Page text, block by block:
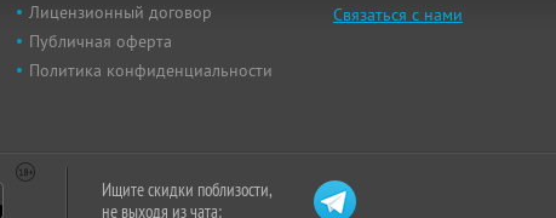
Лицензионный договор
Публичная оферта
Политика конфиденциальности
Связаться с нами
Ищите скидки поблизости,
не выходя из чата: